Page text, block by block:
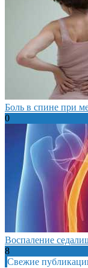
Боль в спине при
0
Воспаление
8
Свежие